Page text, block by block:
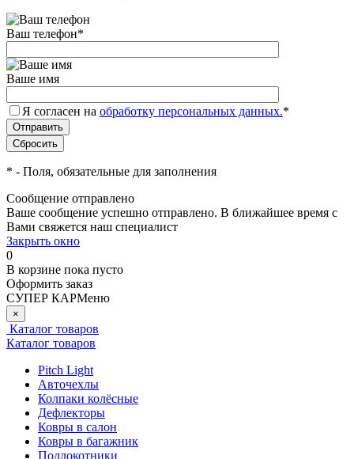
Ваш телефон*
Ваше имя
Я согласен на обработку персональных данных.*
* - Поля, обязательные для заполнения
Сообщение отправлено
Ваше сообщение успешно отправлено. В ближайшее время с
Вами свяжется наш специалист
Закрыть окно
0
В корзине пока пусто
Оформить заказ
СУПЕР КАРМеню
×
Каталог товаров
Каталог товаров
Pitch Light
Авточехлы
Колпаки колёсные
Дефлекторы
Ковры в салон
Ковры в багажник
Подлокотники